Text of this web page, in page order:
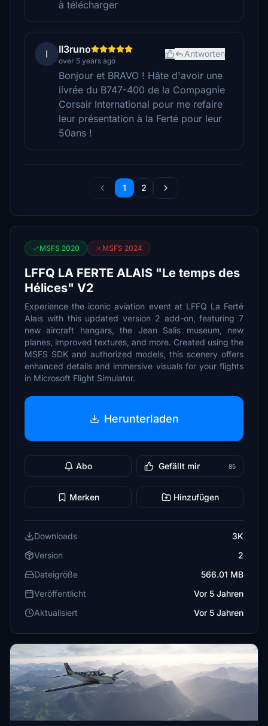
à télécharger
I II3runo
over 5 years ago
Antworten
Bonjour et BRAVO ! Hâte d'avoir une
livrée du B747-400 de la Compagnie
Corsair International pour me refaire
leur présentation à la Ferté pour leur
50ans !
1 2
MSFS 2020 MSFS 2024
LFFQ LA FERTE ALAIS "Le temps des
Hélices" V2
Experience the iconic aviation event at LFFQ La Ferté
Alais with this updated version 2 add-on, featuring 7
new aircraft hangars, the Jean Salis museum, new
planes, improved textures, and more. Created using the
MSFS SDK and authorized models, this scenery offers
enhanced details and immersive visuals for your flights
in Microsoft Flight Simulator.
Herunterladen
Abo Gefällt mir 85
Merken Hinzufügen
Downloads
3K
Version
2
Dateigröße
566.01 MB
Veröffentlicht
Vor 5 Jahren
Aktualisiert
Vor 5 Jahren